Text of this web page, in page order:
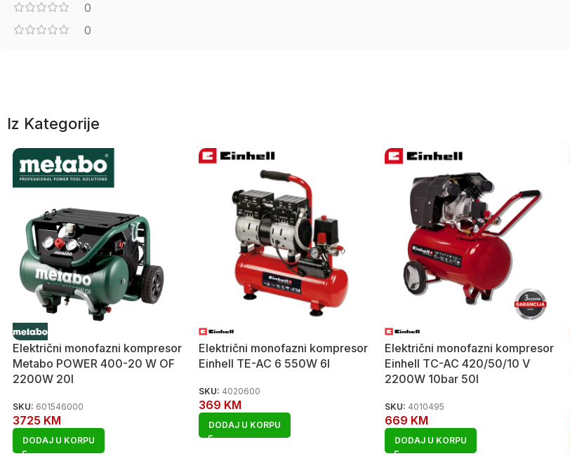
0
0
Iz Kategorije
Električni monofazni kompresor
Metabo POWER 400-20 W OF
2200W 20l
SKU: 601546000
3725 KM
DODAJ U KORPU
Električni monofazni kompresor
Einhell TE-AC 6 550W 6l
SKU: 4020600
369 KM
DODAJ U KORPU
Električni monofazni kompresor
Einhell TC-AC 420/50/10 V
2200W 10bar 50l
SKU: 4010495
669 KM
DODAJ U KORPU